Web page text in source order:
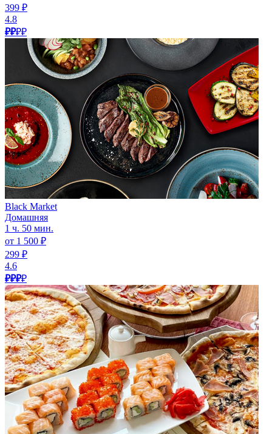
399 ₽
4.8
₽₽₽₽
Black Market
Домашняя
1 ч. 50 мин.
от 1 500 ₽
299 ₽
4.6
₽₽₽₽